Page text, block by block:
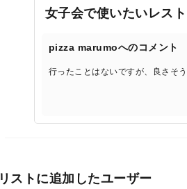
女子会で使いたいレス
pizza marumoへのコメント
行ったことはないですが、良さそう
リストに追加したユーザー